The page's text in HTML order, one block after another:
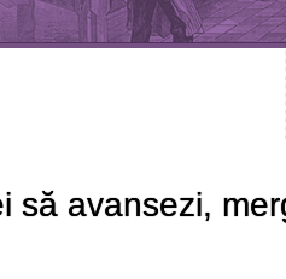
să avansezi,